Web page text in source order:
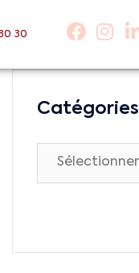
30
Catégories